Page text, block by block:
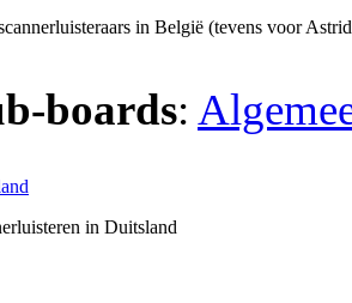
in België (tevens voor
boards:
in Duitsland